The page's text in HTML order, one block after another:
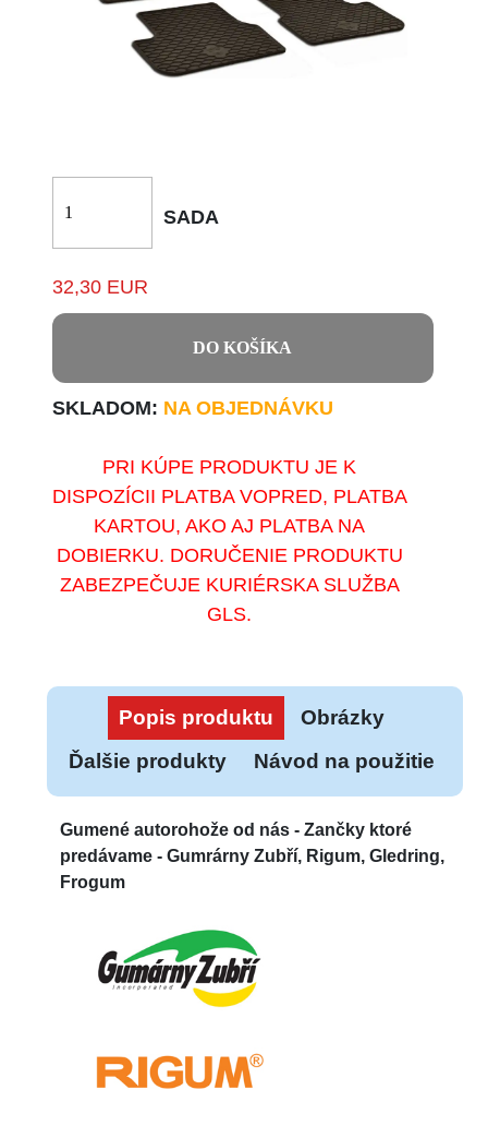
SADA
32,30 EUR
DO KOŠÍKA
SKLADOM: NA OBJEDNÁVKU
PRI KÚPE PRODUKTU JE K
DISPOZÍCII PLATBA VOPRED, PLATBA
KARTOU, AKO AJ PLATBA NA
DOBIERKU. DORUČENIE PRODUKTU
ZABEZPEČUJE KURIÉRSKA SLUŽBA
GLS.
Popis produktu
Obrázky
Ďalšie produkty
Návod na použitie
Gumené autorohože od nás - Zančky ktoré
predávame - Gumrárny Zubří, Rigum, Gledring,
Frogum